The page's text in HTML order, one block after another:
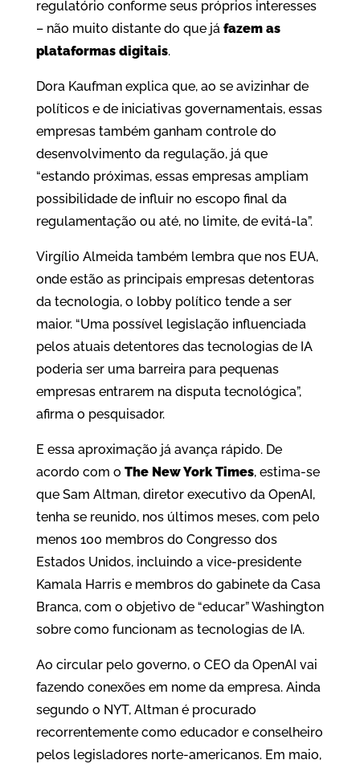
regulatório conforme seus próprios interesses
– não muito distante do que já fazem as
plataformas digitais.
Dora Kaufman explica que, ao se avizinhar de
políticos e de iniciativas governamentais, essas
empresas também ganham controle do
desenvolvimento da regulação, já que
“estando próximas, essas empresas ampliam
possibilidade de influir no escopo final da
regulamentação ou até, no limite, de evitá-la”.
Virgílio Almeida também lembra que nos EUA,
onde estão as principais empresas detentoras
da tecnologia, o lobby político tende a ser
maior. “Uma possível legislação influenciada
pelos atuais detentores das tecnologias de IA
poderia ser uma barreira para pequenas
empresas entrarem na disputa tecnológica”,
afirma o pesquisador.
E essa aproximação já avança rápido. De
acordo com o The New York Times, estima-se
que Sam Altman, diretor executivo da OpenAI,
tenha se reunido, nos últimos meses, com pelo
menos 100 membros do Congresso dos
Estados Unidos, incluindo a vice-presidente
Kamala Harris e membros do gabinete da Casa
Branca, com o objetivo de “educar” Washington
sobre como funcionam as tecnologias de IA.
Ao circular pelo governo, o CEO da OpenAI vai
fazendo conexões em nome da empresa. Ainda
segundo o NYT, Altman é procurado
recorrentemente como educador e conselheiro
pelos legisladores norte-americanos. Em maio,